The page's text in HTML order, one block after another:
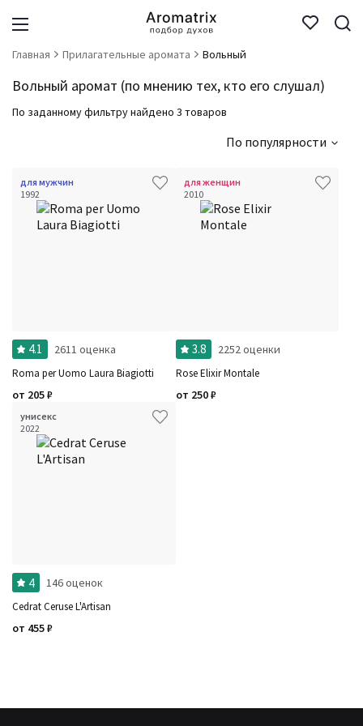
Главная Прилагательные аромата Вольный
Вольный аромат (по мнению тех, кто его слушал)
По заданному фильтру найдено 3 товаров
По популярности
для мужчин
1992
4.1 2611 оценка
Roma per Uomo Laura Biagiotti
от 205₽
для женщин
2010
3.8 2252 оценки
Rose Elixir Montale
от 250₽
унисекс
2022
4 146 оценок
Cedrat Ceruse L'Artisan
от 455₽